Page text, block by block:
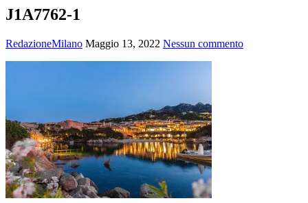
J1A7762-1
RedazioneMilano Maggio 13, 2022 Nessun commento